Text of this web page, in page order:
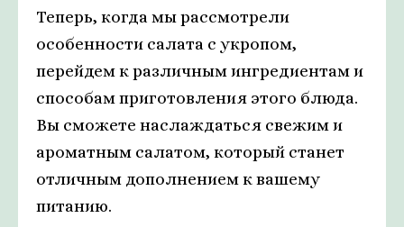
Теперь, когда мы рассмотрели
особенности салата с укропом,
перейдем к различным ингредиентам и
способам приготовления этого блюда.
Вы сможете наслаждаться свежим и
ароматным салатом, который станет
отличным дополнением к вашему
питанию.